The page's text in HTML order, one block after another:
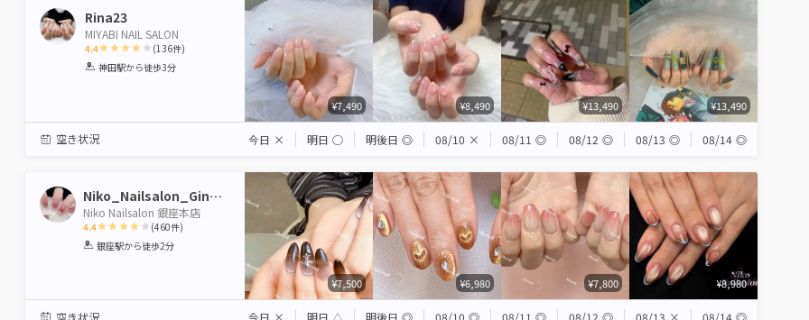
Rina23
MIYABI NAIL SALON
4.4
1 2 3 4 5
(136件)
神田駅から徒歩3分
¥7,490 ¥8,490 ¥13,490 ¥13,490
空き状況 今日 × 明日 ◯ 明後日 ◎ 08/10 × 08/11 ◎ 08/12 ◎ 08/13 ◎ 08/14 ◎
Niko_Nailsalon_Ginzahonten
Niko Nailsalon 銀座本店
4.4
1 2 3 4 5
(460件)
銀座駅から徒歩2分
¥7,500 ¥6,980 ¥7,800 ¥8,980
空き状況